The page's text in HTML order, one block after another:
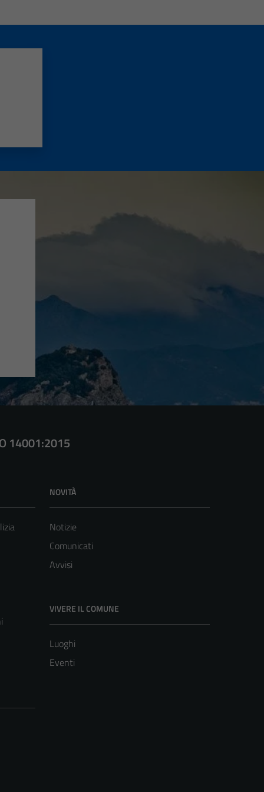
14001:2015
NOVITÀ
Notizie
Comunicati
Avvisi
VIVERE IL COMUNE
Luoghi
Eventi